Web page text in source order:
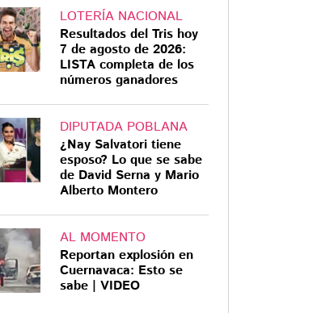
LOTERÍA NACIONAL
Resultados del Tris hoy
7 de agosto de 2026:
LISTA completa de los
números ganadores
DIPUTADA POBLANA
¿Nay Salvatori tiene
esposo? Lo que se sabe
de David Serna y Mario
Alberto Montero
AL MOMENTO
Reportan explosión en
Cuernavaca: Esto se
sabe | VIDEO